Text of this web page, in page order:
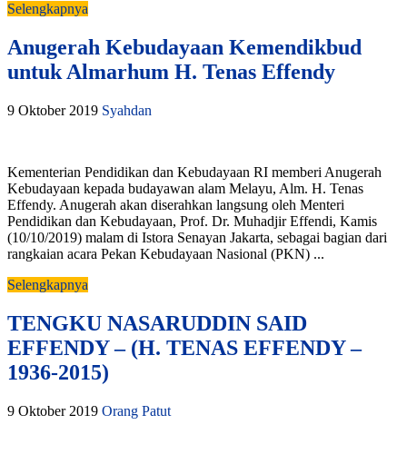
Selengkapnya
Anugerah Kebudayaan Kemendikbud
untuk Almarhum H. Tenas Effendy
9 Oktober 2019 Syahdan
Kementerian Pendidikan dan Kebudayaan RI memberi Anugerah
Kebudayaan kepada budayawan alam Melayu, Alm. H. Tenas
Effendy. Anugerah akan diserahkan langsung oleh Menteri
Pendidikan dan Kebudayaan, Prof. Dr. Muhadjir Effendi, Kamis
(10/10/2019) malam di Istora Senayan Jakarta, sebagai bagian dari
rangkaian acara Pekan Kebudayaan Nasional (PKN) ...
Selengkapnya
TENGKU NASARUDDIN SAID
EFFENDY – (H. TENAS EFFENDY –
1936-2015)
9 Oktober 2019 Orang Patut